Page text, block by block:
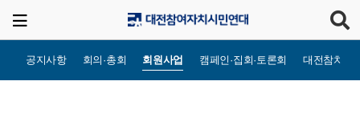
공지사항 회의·총회 회원사업 캠페인·집회·토론회 대전참치TV